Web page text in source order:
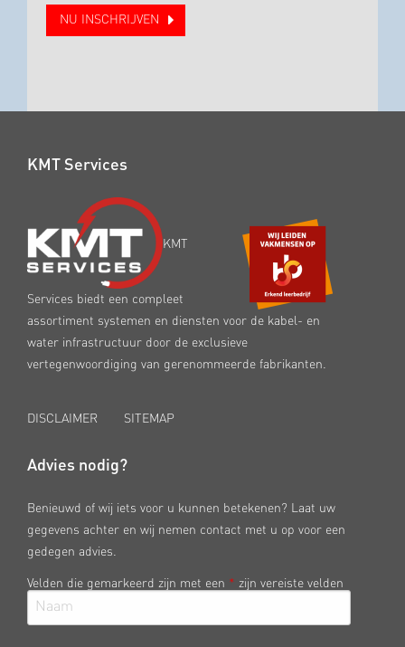
NU INSCHRIJVEN
KMT Services
KMT
Services biedt een compleet
assortiment systemen en diensten voor de kabel- en
water infrastructuur door de exclusieve
vertegenwoordiging van gerenommeerde fabrikanten.
DISCLAIMER SITEMAP
Advies nodig?
Benieuwd of wij iets voor u kunnen betekenen? Laat uw
gegevens achter en wij nemen contact met u op voor een
gedegen advies.
Velden die gemarkeerd zijn met een * zijn vereiste velden